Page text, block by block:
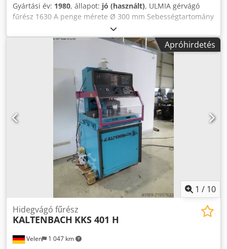
Gyártási év: 1980, állapot: jó (használt), ULMIA gérvágó
fűrész 1630 A penge mérete Ø 300 mm Sebességtartomány
95-3000 ford / perc Teljes teljesítmény 1,1 kW Masch. Súly
270 kg Méretek (szélesség x szélesség) 0,9 x 0,73 x Dsdod
Apróhirdetés
1 / 10
Velen 1 047 km
Hidegvágó fűrész
KALTENBACH KKS 401 H